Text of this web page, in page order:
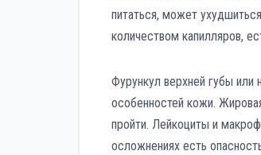
питаться, может
количеством капилляров,
Фурункул верхней губы
особенностей кожи.
пройти. Лейкоциты и
осложнениях есть